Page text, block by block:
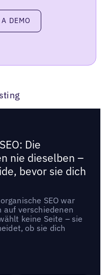
DEMO
Die
nie dieselben –
bevor sie dich
SEO war
auf verschiedenen
keine Seite – sie
ob sie dich